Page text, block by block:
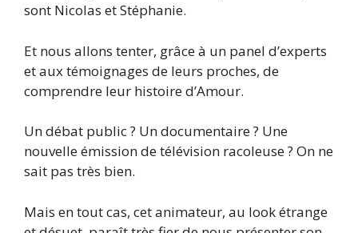
sont Nicolas et Stéphanie.
Et nous allons tenter, grâce à un panel d’experts
et aux témoignages de leurs proches, de
comprendre leur histoire d’Amour.
Un débat public ? Un documentaire ? Une
nouvelle émission de télévision racoleuse ? On ne
sait pas très bien.
Mais en tout cas, cet animateur, au look étrange